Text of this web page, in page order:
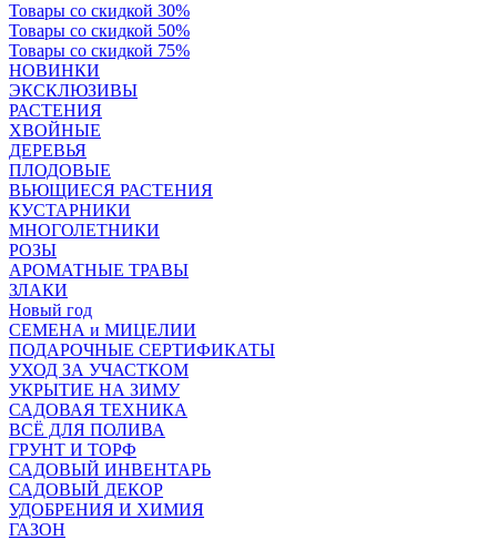
Товары со скидкой 30%
Товары со скидкой 50%
Товары со скидкой 75%
НОВИНКИ
ЭКСКЛЮЗИВЫ
РАСТЕНИЯ
ХВОЙНЫЕ
ДЕРЕВЬЯ
ПЛОДОВЫЕ
ВЬЮЩИЕСЯ РАСТЕНИЯ
КУСТАРНИКИ
МНОГОЛЕТНИКИ
РОЗЫ
АРОМАТНЫЕ ТРАВЫ
ЗЛАКИ
Новый год
СЕМЕНА и МИЦЕЛИИ
ПОДАРОЧНЫЕ СЕРТИФИКАТЫ
УХОД ЗА УЧАСТКОМ
УКРЫТИЕ НА ЗИМУ
САДОВАЯ ТЕХНИКА
ВСЁ ДЛЯ ПОЛИВА
ГРУНТ И ТОРФ
САДОВЫЙ ИНВЕНТАРЬ
САДОВЫЙ ДЕКОР
УДОБРЕНИЯ И ХИМИЯ
ГАЗОН